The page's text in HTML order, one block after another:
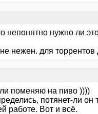
непонятно нужно ли
нежен. для
поменяю на пиво ))))
потянет-ли
работе. Вот и всё.